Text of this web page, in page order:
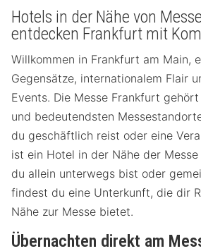
Hotels in der Nähe von
entdecken Frankfurt mit
Willkommen in Frankfurt am Main,
Gegensätze, internationalem Flair
Events. Die Messe Frankfurt
und bedeutendsten
du geschäftlich reist oder eine
ist ein Hotel in der Nähe der
du allein unterwegs bist oder
findest du eine Unterkunft, die dir
Nähe zur Messe bietet.
Übernachten direkt am